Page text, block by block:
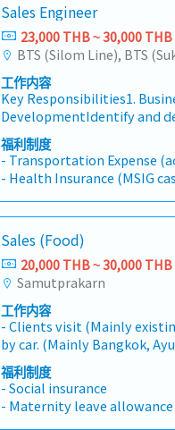
Sales Engineer
23,000 THB ~ 30,000 THB
工作内容
Key Responsibilities1.
DevelopmentIdentify and
opportunities in industrial,
infrastructure, andM&amp;E
Relationship
strong relationships with
contractors, and other
Sales &amp; Solution
project requirements,
and client needs to propose
engineering solutions.4.
&amp; Proposal
and commercial proposals,
quotations in coordination
and internal teams.5.
CoordinationCoordinate
procurement, and project
smooth project execution
contract award.6. Market
福利制度
- Transportation Expense
- Health Insurance (MSIG
- Provident Fund
- Annual BONUS
- OT
- Paid Vacation (6 days per
- Employee trip (once per
- New year party,
- Overseas Business Trip
- Domestic Business Trip
- Language allowance (N3)
- Others
Sales (Food)
20,000 THB ~ 30,000 THB
Samutprakarn
工作内容
- Clients visit (Mainly
by car. (Mainly Bangkok,
Samutprakan)- Company car
sales.- 80% Thai companies,
Japanese customers
福利制度
- Social insurance
- Maternity leave allowance